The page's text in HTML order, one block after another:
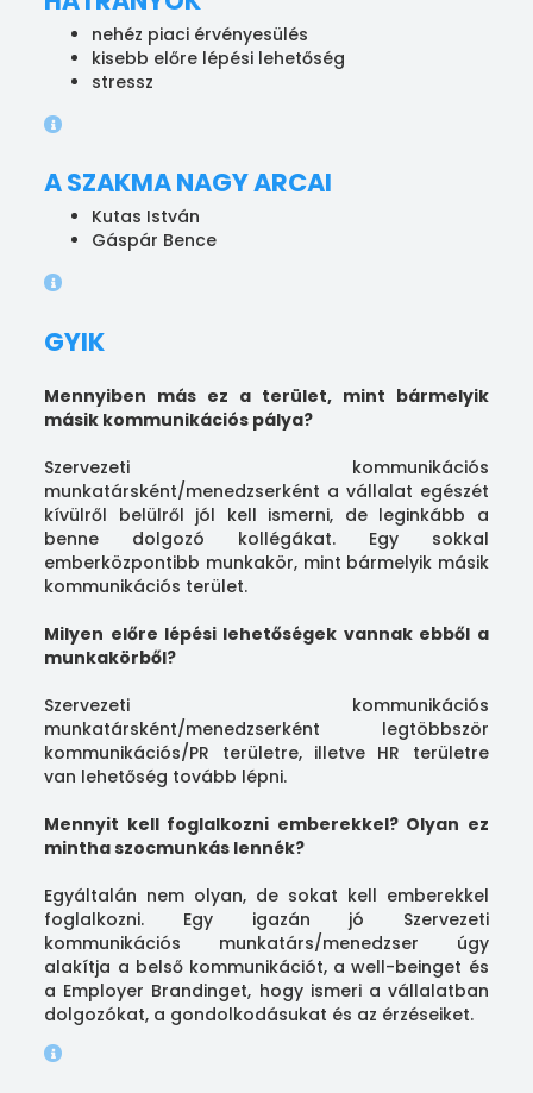
nehéz piaci érvényesülés
kisebb előre lépési lehetőség
stressz
A SZAKMA NAGY ARCAI
Kutas István
Gáspár Bence
GYIK
Mennyiben más ez a terület, mint bármelyik
másik kommunikációs pálya?
Szervezeti kommunikációs
munkatársként/menedzserként a vállalat egészét
kívülről belülről jól kell ismerni, de leginkább a
benne dolgozó kollégákat. Egy sokkal
emberközpontibb munkakör, mint bármelyik másik
kommunikációs terület.
Milyen előre lépési lehetőségek vannak ebből a
munkakörből?
Szervezeti kommunikációs
munkatársként/menedzserként legtöbbször
kommunikációs/PR területre, illetve HR területre
van lehetőség tovább lépni.
Mennyit kell foglalkozni emberekkel? Olyan ez
mintha szocmunkás lennék?
Egyáltalán nem olyan, de sokat kell emberekkel
foglalkozni. Egy igazán jó Szervezeti
kommunikációs munkatárs/menedzser úgy
alakítja a belső kommunikációt, a well-beinget és
a Employer Brandinget, hogy ismeri a vállalatban
dolgozókat, a gondolkodásukat és az érzéseiket.